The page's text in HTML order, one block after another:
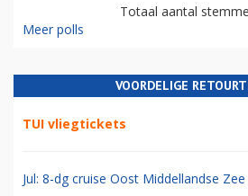
Totaal aantal
Meer polls
VOORDELIGE
TUI vliegtickets
Jul: 8-dg cruise Oost Middellandse